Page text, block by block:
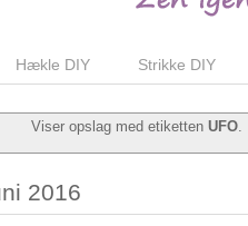
Hækle DIY Strikke DIY
Viser opslag med etiketten UFO.
2016